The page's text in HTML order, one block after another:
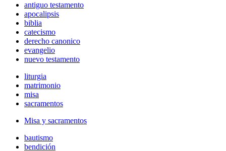
antiguo testamento
apocalipsis
biblia
catecismo
derecho canonico
evangelio
nuevo testamento
liturgia
matrimonio
misa
sacramentos
Misa y sacramentos
bautismo
bendición